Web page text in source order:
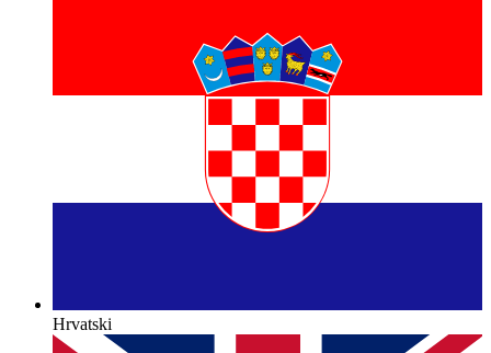
Hrvatski